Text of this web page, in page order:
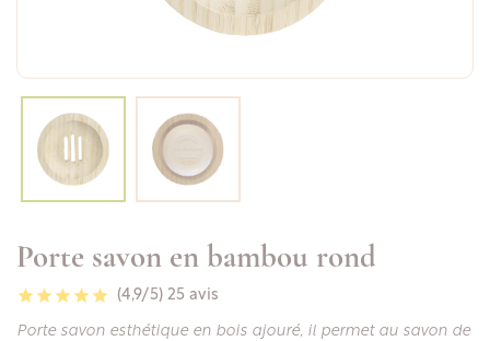
Porte savon en bambou rond
(4,9/5) 25 avis
Porte savon esthétique en bois ajouré, il permet au savon de